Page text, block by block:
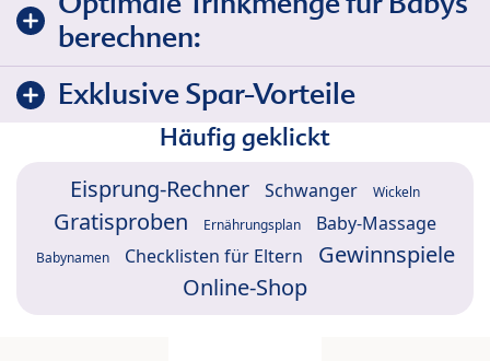
berechnen:
Exklusive Spar-Vorteile
Häufig geklickt
Eisprung-Rechner Schwanger Wickeln
Gratisproben Ernährungsplan Baby-Massage
Babynamen Checklisten für Eltern
Gewinnspiele
Online-Shop